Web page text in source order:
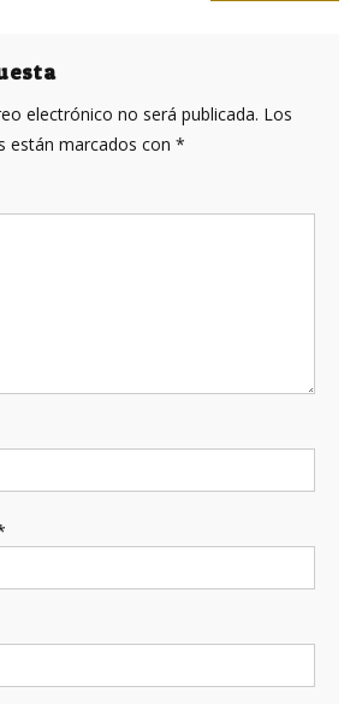
electrónico no será publicada. Los
están marcados con *